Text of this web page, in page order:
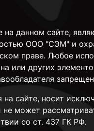
данном сайте,
ООО "СЭМ" и
праве. Любое
или других
сайте, носит
может
со ст. 437 ГК РФ.